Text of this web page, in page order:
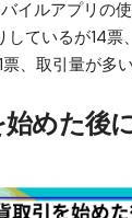
イルアプリの使
しているが14票
、取引量が多
めた後